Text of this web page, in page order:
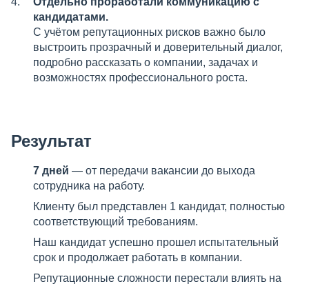
кандидатами.
С учётом репутационных рисков важно было
выстроить прозрачный и доверительный диалог,
подробно рассказать о компании, задачах и
возможностях профессионального роста.
Результат
7 дней — от передачи вакансии до выхода
сотрудника на работу.
Клиенту был представлен 1 кандидат, полностью
соответствующий требованиям.
Наш кандидат успешно прошел испытательный
срок и продолжает работать в компании.
Репутационные сложности перестали влиять на